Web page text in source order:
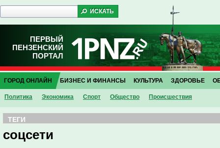
ПЕРВЫЙ
ПЕНЗЕНСКИЙ
ПОРТАЛ
ГОРОД ОНЛАЙН
Политика Экономика Спорт Общество Проиcшествия
БИЗНЕС И ФИНАНСЫ КУЛЬТУРА ЗДОРОВЬЕ
ТЕГИ
соцсети